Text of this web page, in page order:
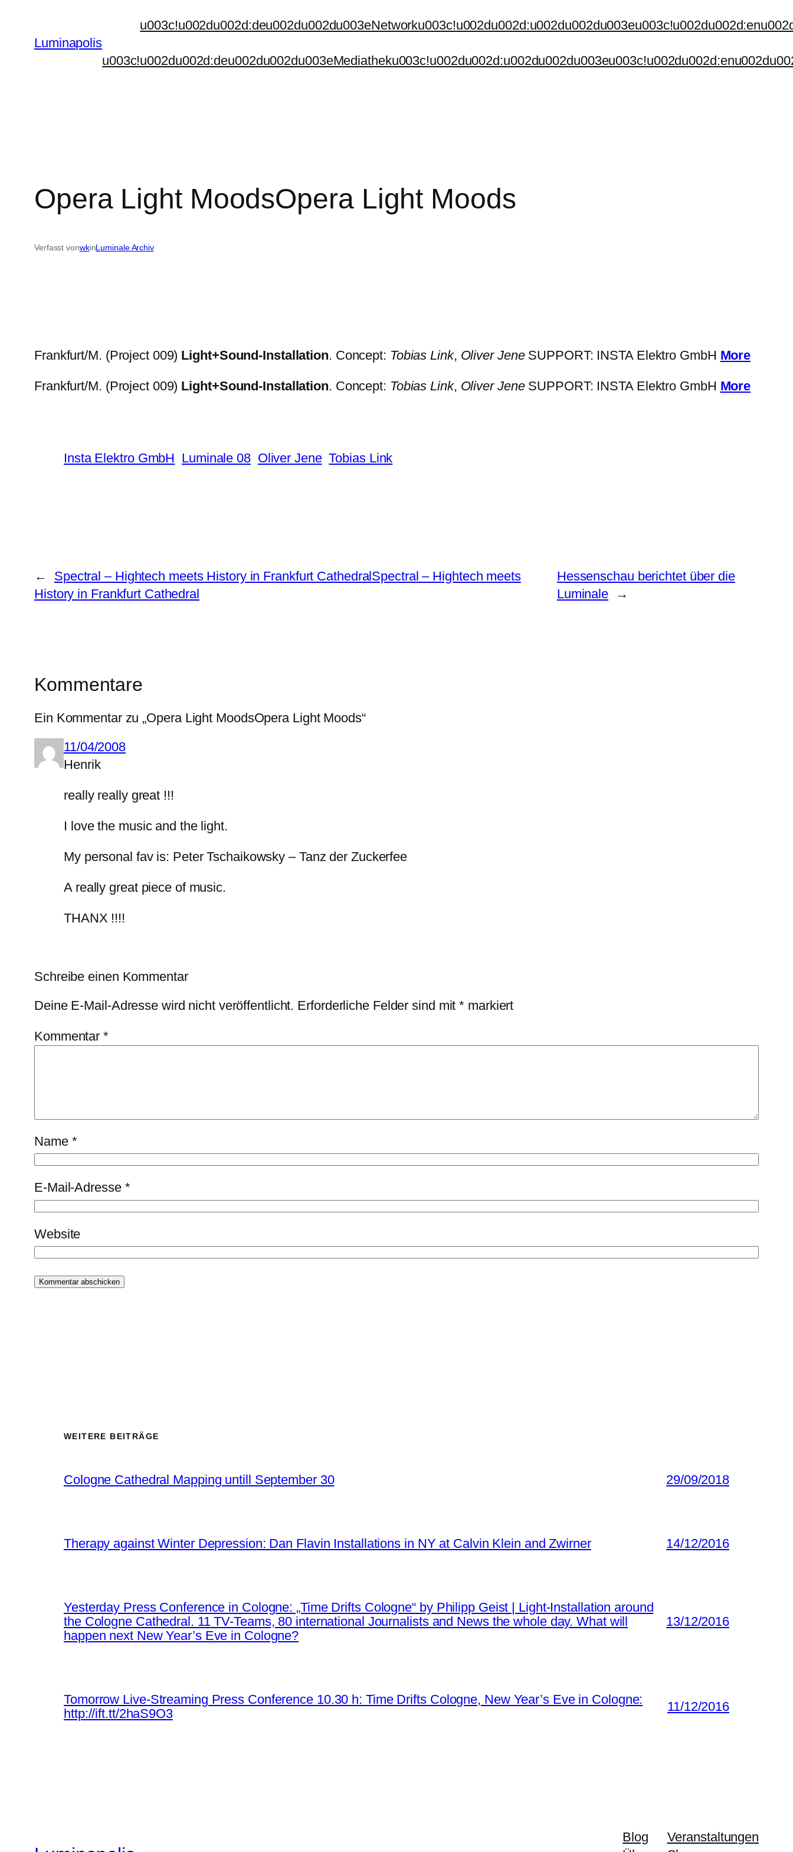
springenLuminapolis
Opera Light MoodsOpera Light Moods
Verfasst vonwkinLuminale Archiv
Frankfurt/M. (Project 009) Light+Sound-Installation. Concept: Tobias Link, Oliver JeneSUPPORT: INSTA Elektro GmbH More
Frankfurt/M. (Project 009) Light+Sound-Installation. Concept: Tobias Link, Oliver JeneSUPPORT: INSTA Elektro GmbH More
Insta Elektro GmbH Luminale 08 Oliver Jene Tobias Link
← Spectral – Hightech meets History in Frankfurt CathedralSpectral – Hightech meets
History in Frankfurt Cathedral
Hessenschau berichtet über die
Luminale
→
Kommentare
Ein Kommentar zu „Opera Light MoodsOpera Light Moods“
11/04/2008
Henrik
really really great !!!
I love the music and the light.
My personal fav is: Peter Tschaikowsky – Tanz der Zuckerfee
A really great piece of music.
THANX !!!!
Schreibe einen Kommentar
Deine E-Mail-Adresse wird nicht veröffentlicht. Erforderliche Felder sind mit* markiert
Kommentar*
Name *
E-Mail-Adresse *
Website
WEITERE BEITRÄGE
Cologne Cathedral Mapping untill September 30 29/09/2018
Therapy against Winter Depression: Dan Flavin Installations in NY at Calvin Klein and Zwirner 14/12/2016
Yesterday Press Conference in Cologne: „Time Drifts Cologne“ by Philipp Geist | Light-Installation around
the Cologne Cathedral. 11 TV-Teams, 80 international Journalists and News the whole day. What will
happen next New Year’s Eve in Cologne?
13/12/2016
Tomorrow Live-Streaming Press Conference 10.30 h: Time Drifts Cologne, New Year’s Eve in Cologne:
http://ift.tt/2haS9O3
11/12/2016
Blog
Veranstaltungen